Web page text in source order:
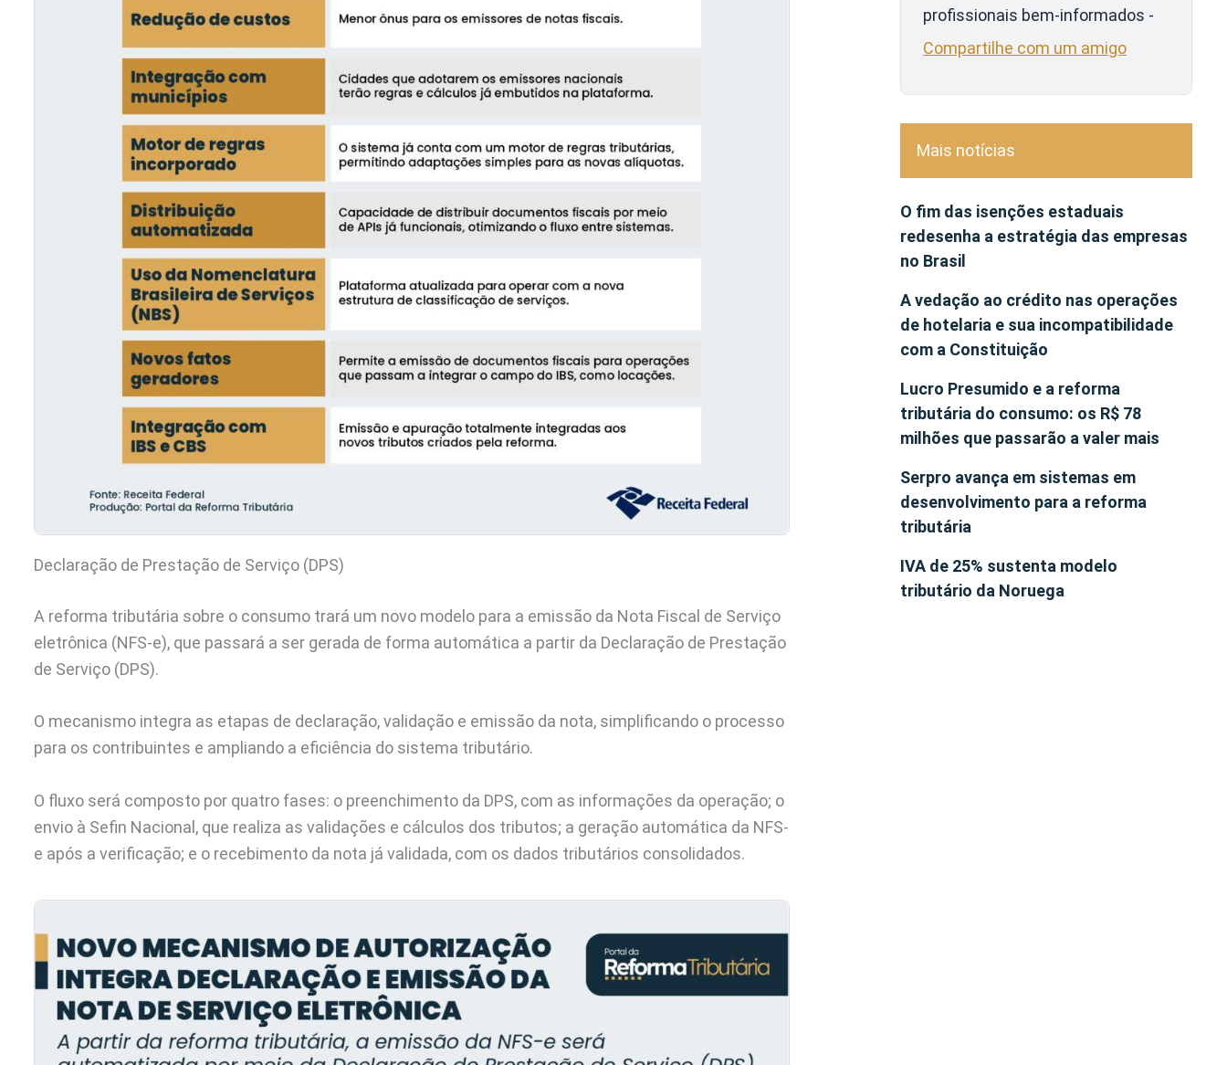
Declaração de Prestação de Serviço (DPS)
A reforma tributária sobre o consumo trará um novo modelo para a emissão da Nota Fiscal de Serviço
eletrônica (NFS-e), que passará a ser gerada de forma automática a partir da Declaração de Prestação
de Serviço (DPS).
O mecanismo integra as etapas de declaração, validação e emissão da nota, simplificando o processo
para os contribuintes e ampliando a eficiência do sistema tributário.
O fluxo será composto por quatro fases: o preenchimento da DPS, com as informações da operação; o
envio à Sefin Nacional, que realiza as validações e cálculos dos tributos; a geração automática da NFS-
e após a verificação; e o recebimento da nota já validada, com os dados tributários consolidados.
profissionais bem-informados -
Compartilhe com um amigo
Mais notícias
O fim das isenções estaduais
redesenha a estratégia das empresas
no Brasil
A vedação ao crédito nas operações
de hotelaria e sua incompatibilidade
com a Constituição
Lucro Presumido e a reforma
tributária do consumo: os R$ 78
milhões que passarão a valer mais
Serpro avança em sistemas em
desenvolvimento para a reforma
tributária
IVA de 25% sustenta modelo
tributário da Noruega